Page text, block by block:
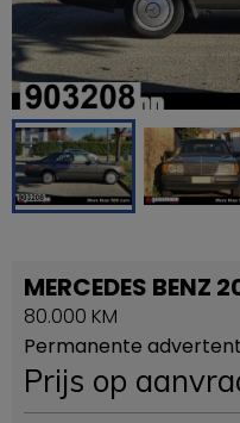
MERCEDES BENZ
80.000 KM
Permanente
Prijs op